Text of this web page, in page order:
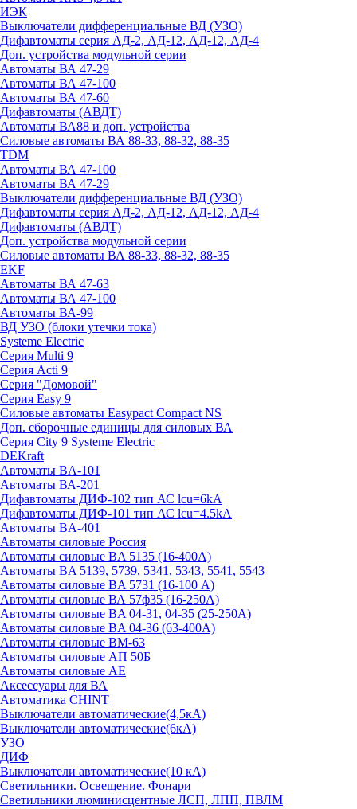
ИЭК
Выключатели дифференциальные ВД (УЗО)
Дифавтоматы серия АД-2, АД-12, АД-12, АД-4
Доп. устройства модульной серии
Автоматы ВА 47-29
Автоматы ВА 47-100
Автоматы ВА 47-60
Дифавтоматы (АВДТ)
Автоматы ВА88 и доп. устройства
Силовые автоматы ВА 88-33, 88-32, 88-35
TDM
Автоматы ВА 47-100
Автоматы ВА 47-29
Выключатели дифференциальные ВД (УЗО)
Дифавтоматы серия АД-2, АД-12, АД-12, АД-4
Дифавтоматы (АВДТ)
Доп. устройства модульной серии
Силовые автоматы ВА 88-33, 88-32, 88-35
EKF
Автоматы ВА 47-63
Автоматы ВА 47-100
Автоматы ВА-99
ВД УЗО (блоки утечки тока)
Systeme Electric
Серия Multi 9
Серия Acti 9
Серия "Домовой"
Серия Easy 9
Силовые автоматы Easypact Compact NS
Доп. сборочные единицы для силовых ВА
Серия City 9 Systeme Electric
DEKraft
Автоматы BA-101
Автоматы ВА-201
Дифавтоматы ДИФ-102 тип АС lcu=6kA
Дифавтоматы ДИФ-101 тип АС lcu=4.5kA
Автоматы BA-401
Автоматы силовые Россия
Автоматы силовые BA 5135 (16-400А)
Автоматы BA 5139, 5739, 5341, 5343, 5541, 5543
Автоматы силовые BA 5731 (16-100 А)
Автоматы силовые ВА 57ф35 (16-250А)
Автоматы силовые BA 04-31, 04-35 (25-250А)
Автоматы силовые BA 04-36 (63-400А)
Автоматы силовые ВМ-63
Автоматы силовые АП 50Б
Автоматы силовые АЕ
Аксессуары для ВА
Автоматика CHINT
Выключатели автоматические(4,5кА)
Выключатели автоматические(6кА)
УЗО
ДИФ
Выключатели автоматические(10 кА)
Светильники. Освещение. Фонари
Светильники люминисцентные ЛСП, ЛПП, ПВЛМ